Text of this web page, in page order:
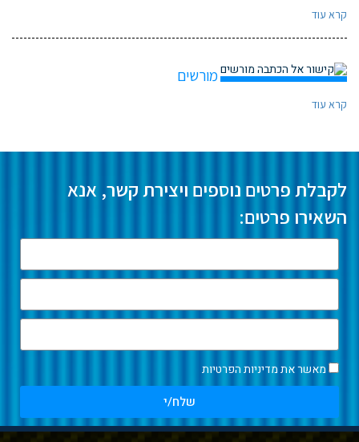
קרא עוד
מורשים
קרא עוד
לקבלת פרטים נוספים ויצירת קשר, אנא
השאירו פרטים:
מאשר אתמדיניות הפרטיות
שלח/י